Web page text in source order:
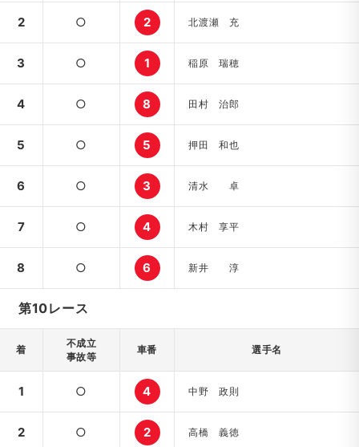
2 ○ 2 北渡瀬 充
3 ○ 1 稲原 瑞穂
4 ○ 8 田村 治郎
5 ○ 5 押田 和也
6 ○ 3 清水 卓
7 ○ 4 木村 享平
8 ○ 6 新井 淳
第10レース
着
不成立
事故等
車番 選手名
1 ○ 4 中野 政則
2 ○ 2 高橋 義徳